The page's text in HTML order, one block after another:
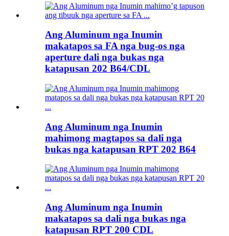
Ang Aluminum nga Inumin
makatapos sa FA nga bug-os nga
aperture dali nga bukas nga
katapusan 202 B64/CDL
Ang Aluminum nga Inumin
mahimong magtapos sa dali nga
bukas nga katapusan RPT 202 B64
Ang Aluminum nga Inumin
makatapos sa dali nga bukas nga
katapusan RPT 200 CDL